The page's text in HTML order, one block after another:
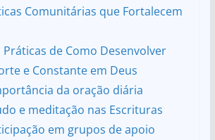
Comunitárias que Fortalecem
de Como Desenvolver
e Constante em Deus
da oração diária
e meditação nas Escrituras
em grupos de apoio